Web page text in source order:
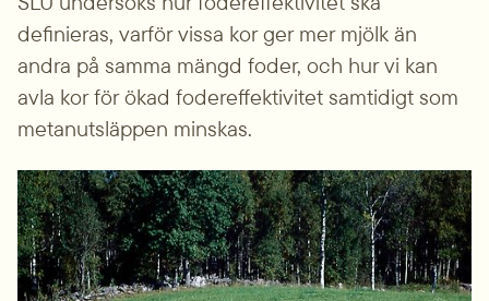
definieras, varför vissa kor ger mer mjölk än
andra på samma mängd foder, och hur vi kan
avla kor för ökad fodereffektivitet samtidigt som
metanutsläppen minskas.